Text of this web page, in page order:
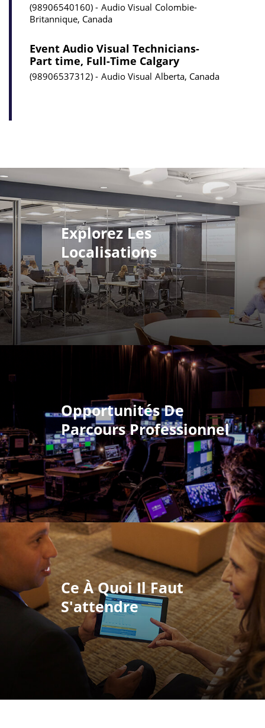
98906540160 Audio Visual Colombie-
Britannique, Canada
Event Audio Visual Technicians-
Part time, Full-Time Calgary
98906537312 Audio Visual Alberta, Canada
Explorez Les
Localisations
Opportunités De
Parcours Professionnel
Ce À Quoi Il Faut
S'attendre